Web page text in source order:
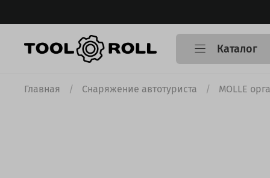
Каталог
Главная Снаряжение автотуриста MOLLE